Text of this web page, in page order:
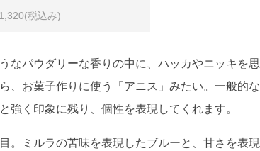
税込み)
なパウダリーな香りの中に、ハッカやニッキを思
、お菓子作りに使う「アニス」みたい。一般的な
く印象に残り、個性を表現してくれます。
。ミルラの苦味を表現したブルーと、甘さを表現